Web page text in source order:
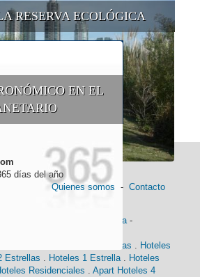
RESERVA ECOLÓGICA
EN EL
días del año
Quienes somos - Contacto
Historia-
Hoteles 4 Estrellas . Hoteles
Estrellas . Hoteles 1 Estrella. Hoteles
Residenciales . Apart Hoteles 4